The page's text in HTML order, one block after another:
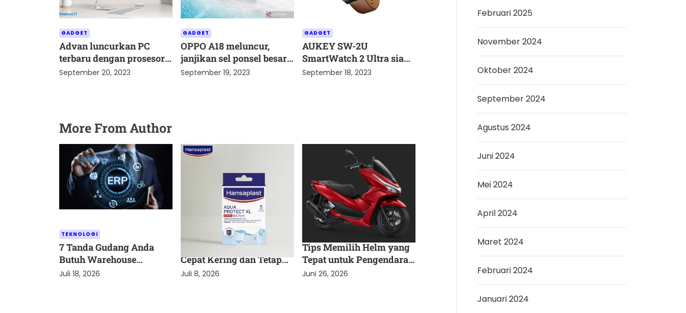
GADGET
Advan luncurkan PC
terbaru dengan prosesor
Intel Core i5 kemudian i7
September 20, 2023
GADGET
OPPO A18 meluncur,
janjikan sel ponsel besar
juga awet
September 19, 2023
GADGET
AUKEY SW-2U
SmartWatch 2 Ultra siap
meluncur dalam
September 18, 2023
More From Author
TEKNOLOGI
7 Tanda Gudang Anda
Butuh Warehouse
Management System (dan
Juli 18, 2026
Cara Menjaga Luka agar
Cepat Kering dan Tetap
Terlindungi
Juli 8, 2026
Tips Memilih Helm yang
Tepat untuk Pengendara
Motor agar Aman dan
Juni 26, 2026
Februari 2025
November 2024
Oktober 2024
September 2024
Agustus 2024
Juni 2024
Mei 2024
April 2024
Maret 2024
Februari 2024
Januari 2024